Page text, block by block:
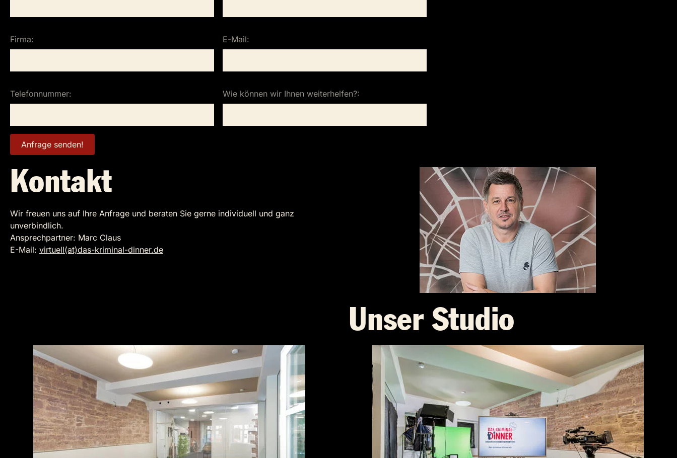
Firma: E-Mail:
Telefonnummer: Wie können wir Ihnen weiterhelfen?:
Kontakt
Wir freuen uns auf Ihre Anfrage und beraten Sie gerne individuell und ganz
unverbindlich.
Ansprechpartner: Marc Claus
E-Mail: virtuell(at)das-kriminal-dinner.de
Unser Studio